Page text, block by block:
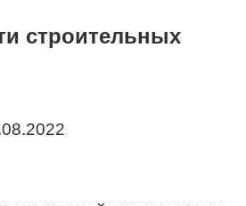
строительных